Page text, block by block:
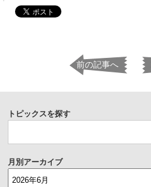
前の記事へ
トピックスを探す
月別アーカイブ